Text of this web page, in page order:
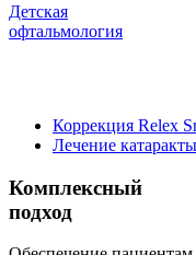
Детская
офтальмология
Коррекция Relex
Лечение катаракты
Комплексный
подход